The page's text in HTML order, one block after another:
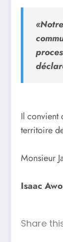
Il convient
territoire
Monsieur
Isaac
Share